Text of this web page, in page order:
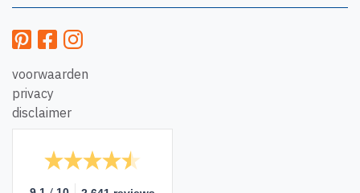
voorwaarden
privacy
disclaimer